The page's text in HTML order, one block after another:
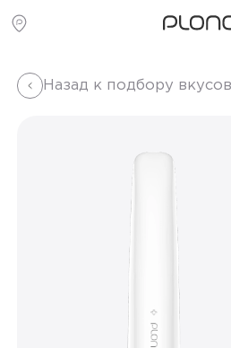
Назад к подбору вкусов